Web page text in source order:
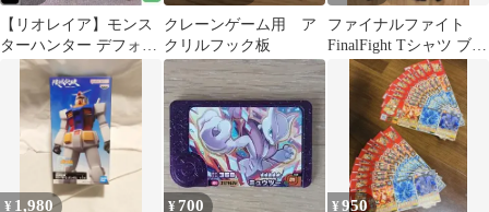
【リオレイア】モンス
ターハンター デフォル
メBIGぬいぐるみ
クレーンゲーム用 ア
クリルフック板
ファイナルファイト
FinalFight Tシャツ ブラ
ック Mサイズ カプコン
¥ 1,980 ¥700 ¥950